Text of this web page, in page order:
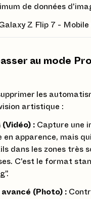
de données
au mode
les
artistique :
(Vidéo) : Capture une
en apparence, mais
dans les zones très
C'est le format
avancé (Photo) :